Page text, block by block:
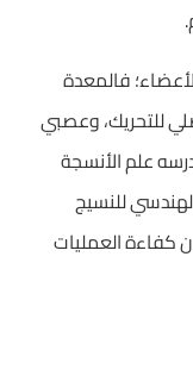
فالمعدة
للتحريك، وعصبي
علم الأنسجة
للنسيج
كفاءة العمليات